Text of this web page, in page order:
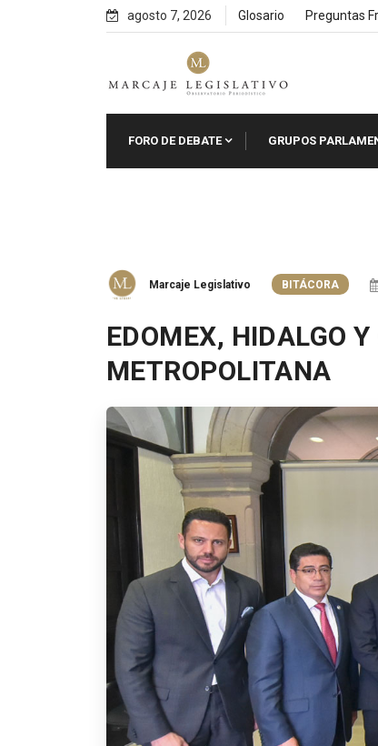
agosto 7, 2026 Glosario Preguntas
FORO DE DEBATE GRUPOS
Marcaje Legislativo BITÁCORA
EDOMEX, HIDALGO
METROPOLITANA